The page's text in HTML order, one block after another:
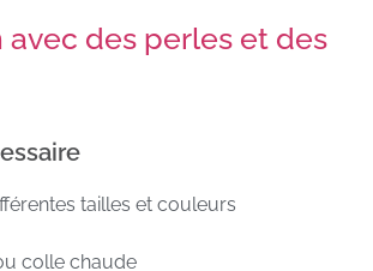
avec des perles et des
tailles et couleurs
colle chaude